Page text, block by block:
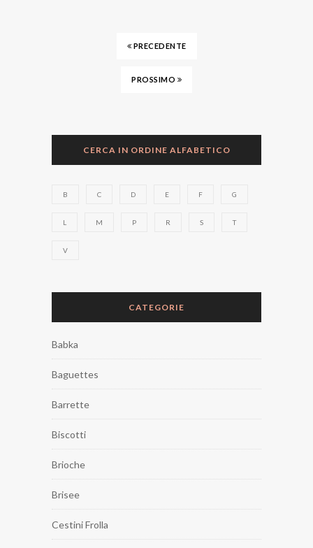
PRECEDENTE
PROSSIMO
CERCA IN ORDINE ALFABETICO
B C D E F G
L M P R S T
V
CATEGORIE
Babka
Baguettes
Barrette
Biscotti
Brioche
Brisee
Cestini Frolla